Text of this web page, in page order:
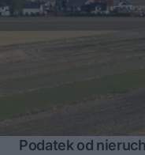
Podatek od